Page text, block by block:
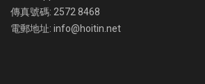
傳真號碼: 2572 8468
電郵地址: info@hoitin.net